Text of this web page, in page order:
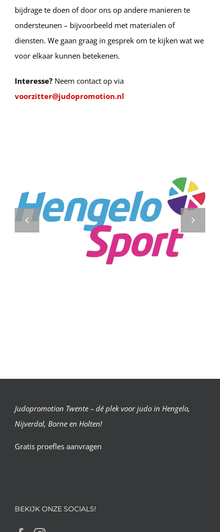
bijdrage te doen of door ons op andere manieren te
ondersteunen – bijvoorbeeld met materialen of
diensten. We gaan graag in gesprek om te kijken wat we
voor elkaar kunnen betekenen.
Interesse?Neem contact op via
voorzitter@judopromotion.nl
Judopromotion Twente – dé plek voor judo in Hengelo,
Nijverdal, Borne en Holten!
Gratis proefles aanvragen
BEKIJK ONZE SOCIALS!